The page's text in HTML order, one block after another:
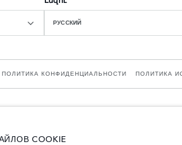
РУССКИЙ
ПОЛИТИКА КОНФИДЕНЦИАЛЬНОСТИ ПОЛИТИКА
COOKIE